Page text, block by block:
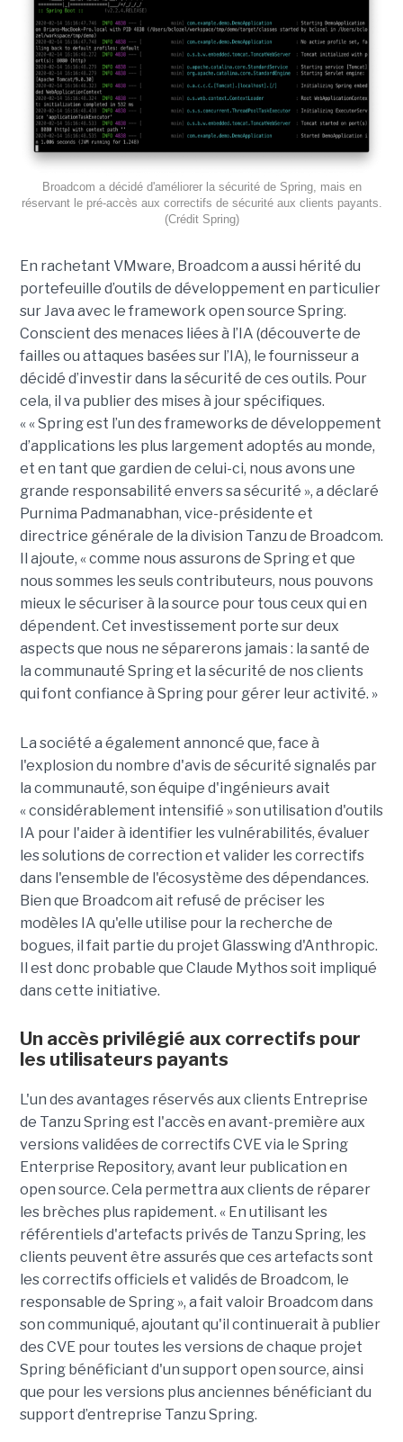
Broadcom a décidé d'améliorer la sécurité de Spring, mais en
réservant le pré-accès aux correctifs de sécurité aux clients payants.
(Crédit Spring)
En rachetant VMware, Broadcom a aussi hérité du
portefeuille d’outils de développement en particulier
sur Java avec le framework open source Spring.
Conscient des menaces liées à l’IA (découverte de
failles ou attaques basées sur l’IA), le fournisseur a
décidé d’investir dans la sécurité de ces outils. Pour
cela, il va publier des mises à jour spécifiques.
« « Spring est l’un des frameworks de développement
d’applications les plus largement adoptés au monde,
et en tant que gardien de celui-ci, nous avons une
grande responsabilité envers sa sécurité », a déclaré
Purnima Padmanabhan, vice-présidente et
directrice générale de la division Tanzu de Broadcom.
Il ajoute, « comme nous assurons de Spring et que
nous sommes les seuls contributeurs, nous pouvons
mieux le sécuriser à la source pour tous ceux qui en
dépendent. Cet investissement porte sur deux
aspects que nous ne séparerons jamais : la santé de
la communauté Spring et la sécurité de nos clients
qui font confiance à Spring pour gérer leur activité. »
La société a également annoncé que, face à
l'explosion du nombre d'avis de sécurité signalés par
la communauté, son équipe d'ingénieurs avait
« considérablement intensifié » son utilisation d'outils
IA pour l'aider à identifier les vulnérabilités, évaluer
les solutions de correction et valider les correctifs
dans l'ensemble de l'écosystème des dépendances.
Bien que Broadcom ait refusé de préciser les
modèles IA qu'elle utilise pour la recherche de
bogues, il fait partie du projet Glasswing d'Anthropic.
Il est donc probable que Claude Mythos soit impliqué
dans cette initiative.
Un accès privilégié aux correctifs pour
les utilisateurs payants
L'un des avantages réservés aux clients Entreprise
de Tanzu Spring est l'accès en avant-première aux
versions validées de correctifs CVE via le Spring
Enterprise Repository, avant leur publication en
open source. Cela permettra aux clients de réparer
les brèches plus rapidement. « En utilisant les
référentiels d'artefacts privés de Tanzu Spring, les
clients peuvent être assurés que ces artefacts sont
les correctifs officiels et validés de Broadcom, le
responsable de Spring », a fait valoir Broadcom dans
son communiqué, ajoutant qu'il continuerait à publier
des CVE pour toutes les versions de chaque projet
Spring bénéficiant d'un support open source, ainsi
que pour les versions plus anciennes bénéficiant du
support d’entreprise Tanzu Spring.